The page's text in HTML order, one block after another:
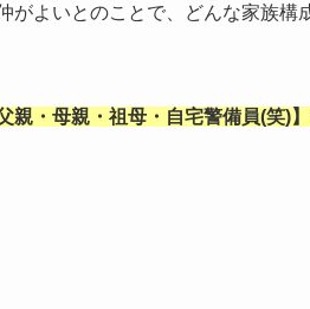
よいとのことで、どんな家族構
親・母親・祖母・自宅警備員(笑)